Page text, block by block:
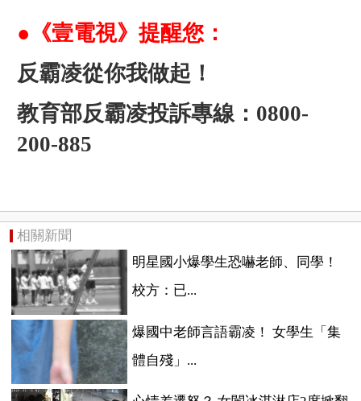
●《壹電視》提醒您：
反霸凌從你我做起！
教育部反霸凌投訴專線：0800-
200-885
相關新聞
明星國小爆學生恐嚇老師、同學！
校方：已...
爆國中老師言語霸凌！ 女學生「集
體自殘」...